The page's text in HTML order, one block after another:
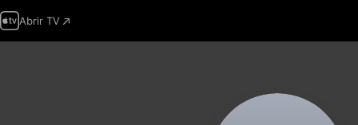
Abrir TV